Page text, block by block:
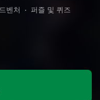
벤처 • 퍼즐 및 퀴즈